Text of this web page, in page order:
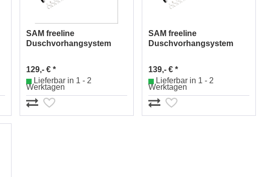
SAM freeline
Duschvorhangsystem
129,- € *
Lieferbar in 1 - 2
Werktagen
SAM freeline
Duschvorhangsystem
139,- € *
Lieferbar in 1 - 2
Werktagen